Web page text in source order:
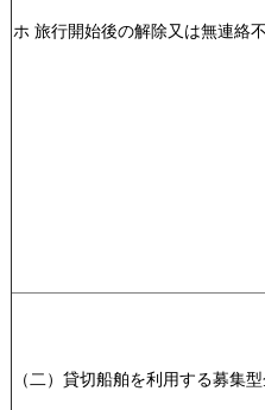
ホ 旅行開始後の解除又は無連絡
（二）貸切船舶を利用する募集